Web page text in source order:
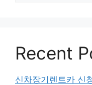
Recent
신차장기렌트카 신